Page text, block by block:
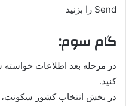
Send را بزنید
گام سوم:
در مرحله بعد اطلاعات خواسته
کنید.